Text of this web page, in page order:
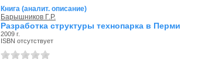
Книга (аналит. описание)
Барышников Г.Р.
Разработка структуры технопарка в Перми
2009 г.
ISBN отсутствует